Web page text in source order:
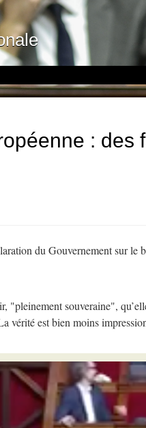
: des
du Gouvernement sur le
"pleinement souveraine",
vérité est bien moins